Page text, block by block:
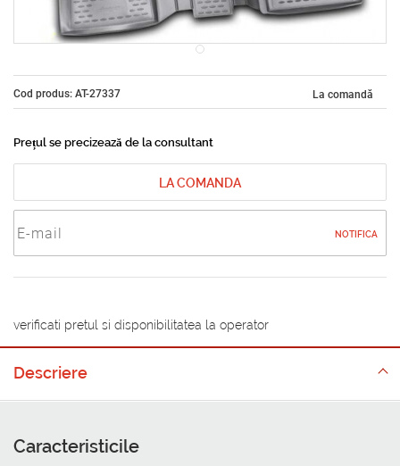
Cod produs: AT-27337 La comandă
Prețul se precizează de la consultant
LA COMANDA
NOTIFICA
verificati pretul si disponibilitatea la operator
Descriere
Caracteristicile